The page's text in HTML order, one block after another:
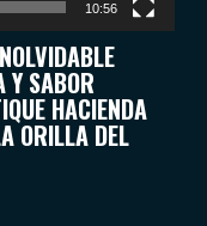
10:56
Y SABOR
HACIENDA
ORILLA DEL